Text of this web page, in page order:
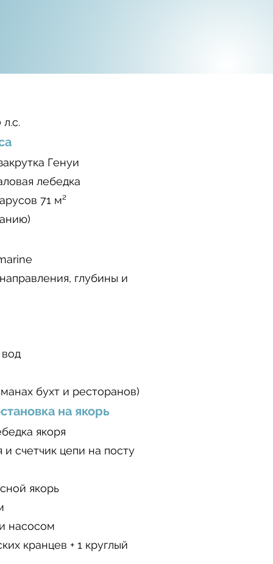
Генуи
лебедка
71 м²
глубины и
бухт и ресторанов)
на якорь
якоря
и счетчик цепи на посту
якорь
насосом
кранцев + 1 круглый